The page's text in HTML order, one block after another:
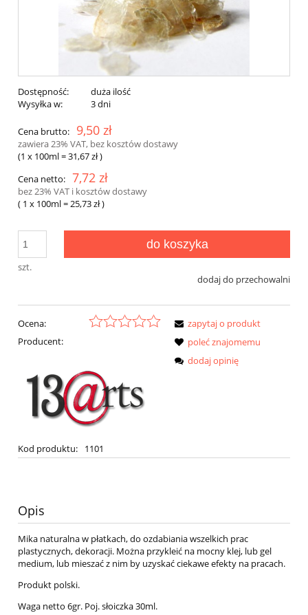
Dostępność:
duża ilość
Wysyłka w:
3 dni
Cena brutto: 9,50 zł
zawiera 23% VAT, bez kosztów dostawy
(1 x 100ml=31,67 zł)
Cena netto: 7,72 zł
bez 23% VAT i kosztów dostawy
( 1 x 100ml=25,73 zł)
szt.
do koszyka
dodaj do przechowalni
Ocena:
Producent:
Kod produktu: 1101
zapytaj o produkt
poleć znajomemu
dodaj opinię
Opis
Mika naturalna w płatkach, do ozdabiania wszelkich prac
plastycznych, dekoracji. Można przykleić na mocny klej, lub gel
medium, lub mieszać z nim by uzyskać ciekawe efekty na pracach.
Produkt polski.
Waga netto 6gr. Poj. słoiczka 30ml.